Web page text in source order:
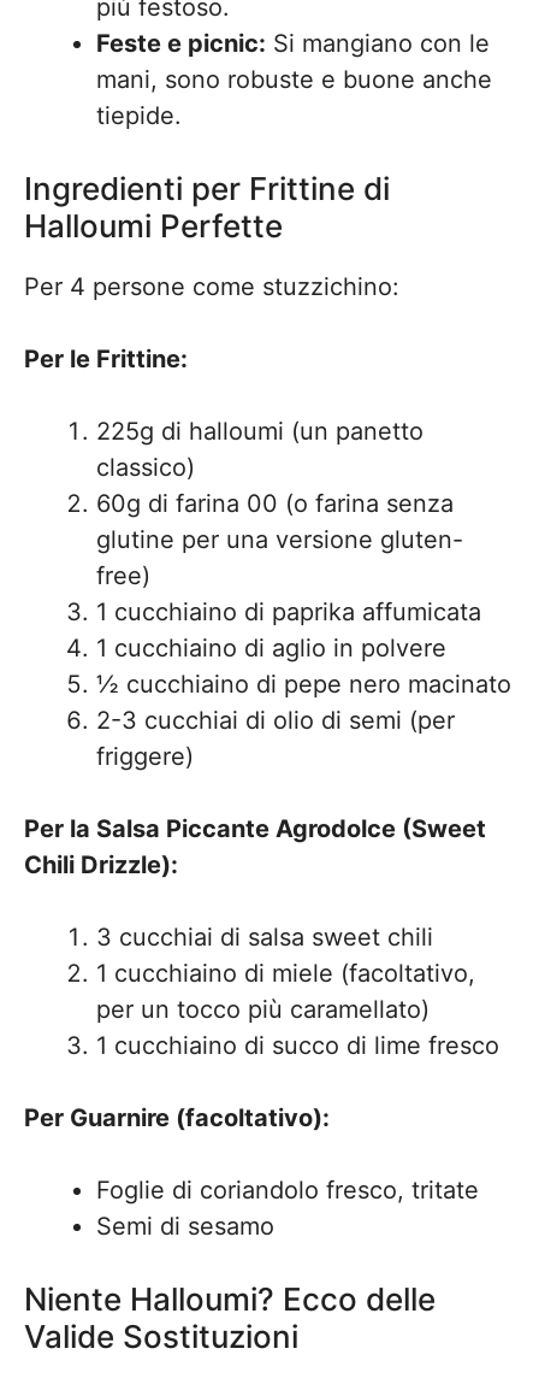
più festoso.
Feste e picnic: Si mangiano con le
mani, sono robuste e buone anche
tiepide.
Ingredienti per Frittine di
Halloumi Perfette
Per 4 persone come stuzzichino:
Per le Frittine:
225g di halloumi (un panetto
classico)
60g di farina 00 (o farina senza
glutine per una versione gluten-
free)
1 cucchiaino di paprika affumicata
1 cucchiaino di aglio in polvere
½ cucchiaino di pepe nero macinato
2-3 cucchiai di olio di semi (per
friggere)
Per la Salsa Piccante Agrodolce (Sweet
Chili Drizzle):
3 cucchiai di salsa sweet chili
1 cucchiaino di miele (facoltativo,
per un tocco più caramellato)
1 cucchiaino di succo di lime fresco
Per Guarnire (facoltativo):
Foglie di coriandolo fresco, tritate
Semi di sesamo
Niente Halloumi? Ecco delle
Valide Sostituzioni